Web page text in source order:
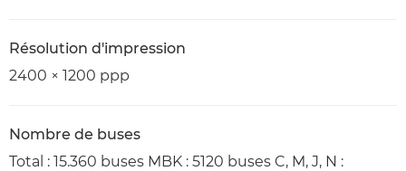
Résolution d'impression
2400 × 1200 ppp
Nombre de buses
Total : 15.360 buses MBK : 5120 buses C, M, J, N :